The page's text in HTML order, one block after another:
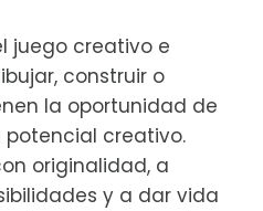
juego creativo e
construir o
la oportunidad de
potencial creativo.
originalidad, a
y a dar vida